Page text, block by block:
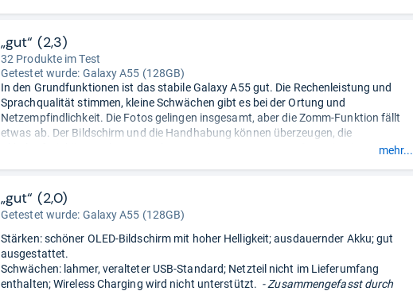
„gut“ (2,3)
32 Produkte im Test
Getestet wurde: Galaxy A55 (128GB)
In den Grundfunktionen ist das stabile Galaxy A55 gut. Die Rechenleistung und
Sprachqualität stimmen, kleine Schwächen gibt es bei der Ortung und
Netzempfindlichkeit. Die Fotos gelingen insgesamt, aber die Zomm-Funktion fällt
etwas ab. Der Bildschirm und die Handhabung können überzeugen, die
- Zusammengefasst durch unseremehr...
„gut“ (2,0)
Getestet wurde: Galaxy A55 (128GB)
Stärken: schöner OLED-Bildschirm mit hoher Helligkeit; ausdauernder Akku; gut
ausgestattet.
Schwächen: lahmer, veralteter USB-Standard; Netzteil nicht im Lieferumfang
enthalten; Wireless Charging wird nicht unterstützt. - Zusammengefasst durch